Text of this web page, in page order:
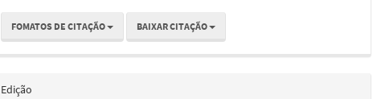
FOMATOS DE CITAÇÃO BAIXAR CITAÇÃO
Edição